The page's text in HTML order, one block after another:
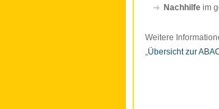
Nachhilfe im
Weitere
„Übersicht zur